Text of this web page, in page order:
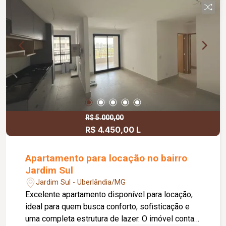
proporcionando conforto e praticidade para toda
a família.
R$ 5.000,00
R$ 4.450,00 L
Apartamento para locação no bairro
Jardim Sul
Jardim Sul - Uberlândia/MG
Excelente apartamento disponível para locação,
ideal para quem busca conforto, sofisticação e
uma completa estrutura de lazer. O imóvel conta